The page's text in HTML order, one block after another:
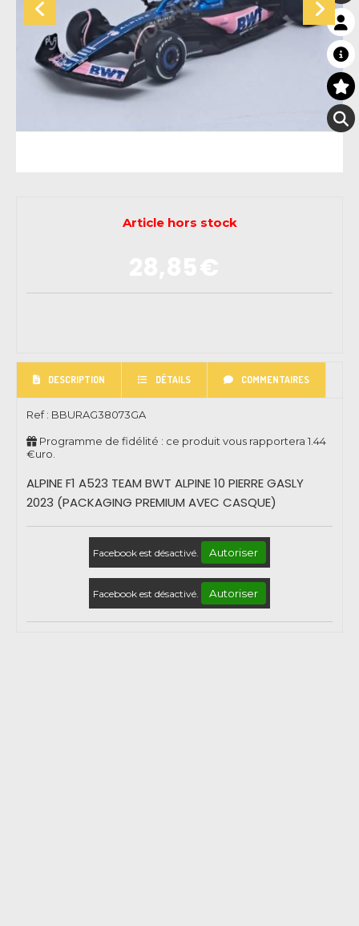
Article hors stock
DESCRIPTION DÉTAILS COMMENTAIRES
Ref : BBURAG38073GA
Programme de fidélité : ce produit vous rapportera 1.44
€uro.
ALPINE F1 A523 TEAM BWT ALPINE 10 PIERRE GASLY
2023 (PACKAGING PREMIUM AVEC CASQUE)
Facebook est désactivé. Autoriser
Facebook est désactivé. Autoriser